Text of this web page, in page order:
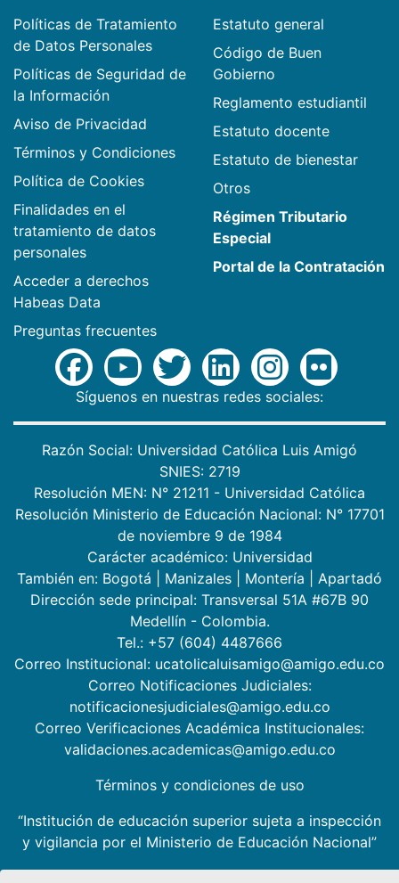
Políticas de Tratamiento
de Datos Personales
Políticas de Seguridad de
la Información
Aviso de Privacidad
Términos y Condiciones
Política de Cookies
Finalidades en el
tratamiento de datos
personales
Acceder a derechos
Habeas Data
Preguntas frecuentes
Estatuto general
Código de Buen
Gobierno
Reglamento estudiantil
Estatuto docente
Estatuto de bienestar
Otros
Régimen Tributario
Especial
Portal de la Contratación
Síguenos en nuestras redes sociales:
Razón Social: Universidad Católica Luis Amigó
SNIES: 2719
Resolución MEN: N° 21211 - Universidad Católica
Resolución Ministerio de Educación Nacional: N° 17701
de noviembre 9 de 1984
Carácter académico: Universidad
También en: Bogotá Manizales Montería
Apartadó
Dirección sede principal: Transversal 51A #67B 90
Medellín - Colombia.
Tel.: +57 (604) 4487666
Correo Institucional: ucatolicaluisamigo@amigo.edu.co
Correo Notificaciones Judiciales:
notificacionesjudiciales@amigo.edu.co
Correo Verificaciones Académica Institucionales:
validaciones.academicas@amigo.edu.co
Términos y condiciones de uso
“Institución de educación superior sujeta a inspección
y vigilancia por el Ministerio de Educación Nacional”